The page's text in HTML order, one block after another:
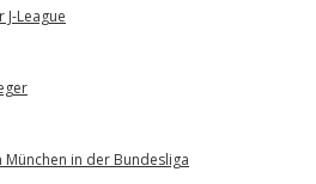
League
München in der Bundesliga